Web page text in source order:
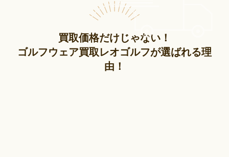
買取価格だけじゃない！
ゴルフウェア買取レオゴルフが選ばれる理
由！